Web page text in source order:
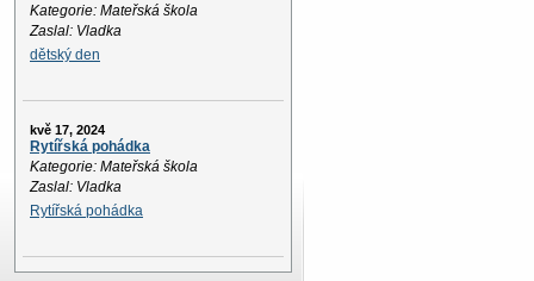
Kategorie: Mateřská škola
Zaslal: Vladka
dětský den
kvě 17, 2024
Rytířská pohádka
Kategorie: Mateřská škola
Zaslal: Vladka
Rytířská pohádka